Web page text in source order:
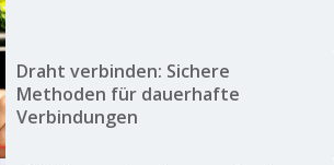
Draht verbinden: Sichere
Methoden für dauerhafte
Verbindungen